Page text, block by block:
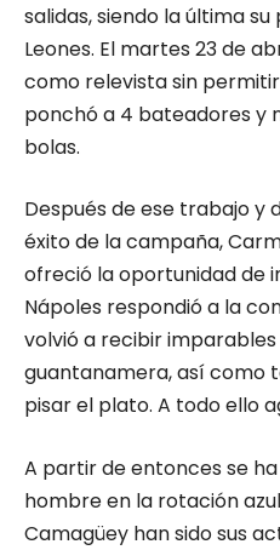
salidas, siendo la última
Leones. El martes 23 de
como relevista sin
ponchó a 4 bateadores y
bolas.
Después de ese trabajo y
éxito de la campaña,
ofreció la oportunidad de
Nápoles respondió a la
volvió a recibir
guantanamera, así como
pisar el plato. A todo ello
A partir de entonces se
hombre en la rotación
Camagüey han sido sus